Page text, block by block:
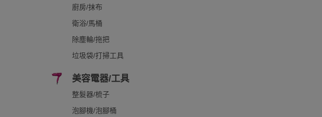
廚房/抹布
衛浴/馬桶
除塵輪/拖把
垃圾袋/打掃工具
美容電器/工具
整髮器/梳子
泡腳機/泡腳桶